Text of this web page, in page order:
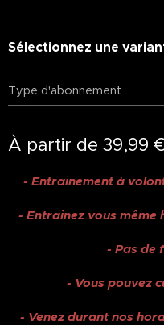
Sélectionnez une
Type d'abonnement
À partir de 39,99
- Entrainement à
- Entrainez vous même
- Pas de
- Vous pouvez
- Venez durant nos